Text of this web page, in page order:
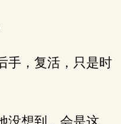
，复活，只是时